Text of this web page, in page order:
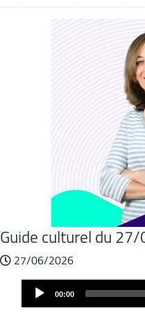
Guide culturel du
27/06/2026
Audio
Player 00:00